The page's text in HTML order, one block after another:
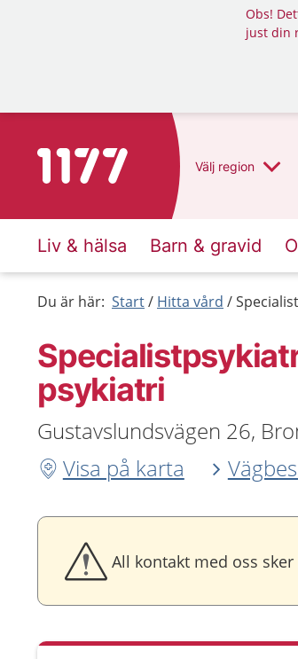
Obs!
just din
Till startsidan för 1177 Välj region
Liv & hälsa Barn & gravid
Du är här: Start Hitta vård
psykiatri
Gustavslundsvägen 26,
Visa på karta
All kontakt med oss